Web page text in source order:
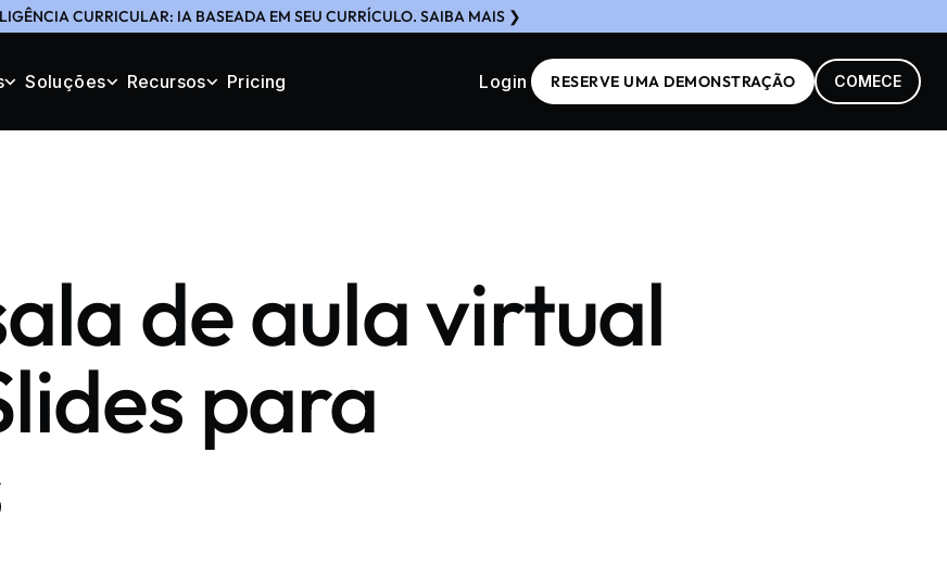
CURRICULAR: IA BASEADA EM SEU CURRÍCULO. SAIBA MAIS ❯
Soluções Recursos Pricing Login RESERVE UMA DEMONSTRAÇÃO COMECE
de aula virtual
para